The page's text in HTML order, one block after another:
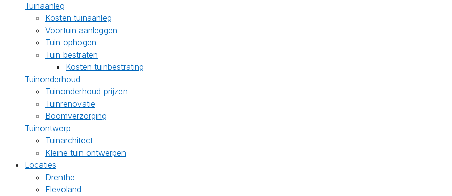
Tuinaanleg
Kosten tuinaanleg
Voortuin aanleggen
Tuin ophogen
Tuin bestraten
Kosten tuinbestrating
Tuinonderhoud
Tuinonderhoud prijzen
Tuinrenovatie
Boomverzorging
Tuinontwerp
Tuinarchitect
Kleine tuin ontwerpen
Locaties
Drenthe
Flevoland